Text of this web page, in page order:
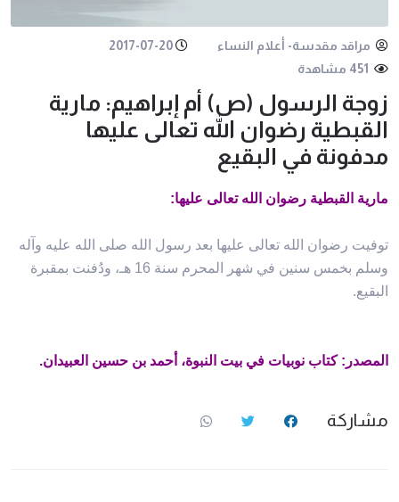
مراقد مقدسة- أعلام النساء
2017-07-20
زوجة الرسول (ص) أم إبراهيم: مارية
القبطية رضوان الله تعالى عليها
مدفونة في البقيع
مارية القبطية رضوان الله تعالى عليها:
توفيت رضوان الله تعالى عليها بعد رسول الله صلى الله عليه وآله
وسلم بخمس سنين في شهر المحرم سنة 16 هـ، ودُفنت بمقبرة
البقيع.
المصدر: كتاب نوبيات في بيت النبوة، أحمد بن حسين العبيدان.
مشاركة